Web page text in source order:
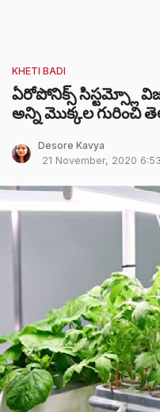
KHETI BADI
ఏరోపోనిక్స్ సిస్టమ్స్లో
అన్ని మొక్కల గురించి
Desore Kavya
21 November, 2020